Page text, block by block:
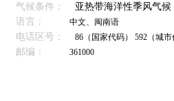
气候条件： 亚热带海洋性季风气候
语言： 中文、闽南语
电话区号： 86（国家代码） 592（城市
邮编： 361000